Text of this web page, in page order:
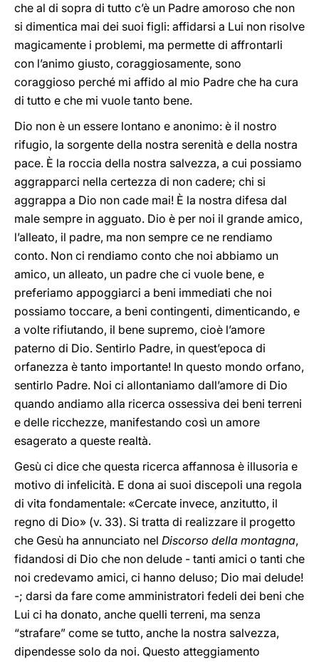
che al di sopra di tutto c’è un Padre amoroso che non
si dimentica mai dei suoi figli: affidarsi a Lui non risolve
magicamente i problemi, ma permette di affrontarli
con l’animo giusto, coraggiosamente, sono
coraggioso perché mi affido al mio Padre che ha cura
di tutto e che mi vuole tanto bene.
Dio non è un essere lontano e anonimo: è il nostro
rifugio, la sorgente della nostra serenità e della nostra
pace. È la roccia della nostra salvezza, a cui possiamo
aggrapparci nella certezza di non cadere; chi si
aggrappa a Dio non cade mai! È la nostra difesa dal
male sempre in agguato. Dio è per noi il grande amico,
l’alleato, il padre, ma non sempre ce ne rendiamo
conto. Non ci rendiamo conto che noi abbiamo un
amico, un alleato, un padre che ci vuole bene, e
preferiamo appoggiarci a beni immediati che noi
possiamo toccare, a beni contingenti, dimenticando, e
a volte rifiutando, il bene supremo, cioè l’amore
paterno di Dio. Sentirlo Padre, in quest’epoca di
orfanezza è tanto importante! In questo mondo orfano,
sentirlo Padre. Noi ci allontaniamo dall’amore di Dio
quando andiamo alla ricerca ossessiva dei beni terreni
e delle ricchezze, manifestando così un amore
esagerato a queste realtà.
Gesù ci dice che questa ricerca affannosa è illusoria e
motivo di infelicità. E dona ai suoi discepoli una regola
di vita fondamentale: «Cercate invece, anzitutto, il
regno di Dio» (v. 33). Si tratta di realizzare il progetto
che Gesù ha annunciato nel Discorso della montagna,
fidandosi di Dio che non delude - tanti amici o tanti che
noi credevamo amici, ci hanno deluso; Dio mai delude!
-; darsi da fare come amministratori fedeli dei beni che
Lui ci ha donato, anche quelli terreni, ma senza
“strafare” come se tutto, anche la nostra salvezza,
dipendesse solo da noi. Questo atteggiamento